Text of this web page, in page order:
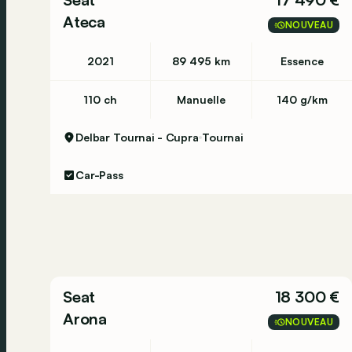
Ateca
NOUVEAU
2021 89 495 km Essence
110 ch Manuelle 140 g/km
Delbar Tournai - Cupra Tournai
Car-Pass
Seat
Arona
18 300 €
NOUVEAU